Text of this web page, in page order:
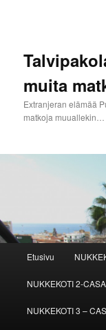
muita
Extranjeran elämää
matkoja muuallekin…
Etusivu
NUKKEKOTI 2-
NUKKEKOTI 3 –